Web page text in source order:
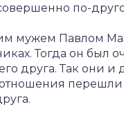
по-
мужем Павлом
Тогда он был
друга. Так они